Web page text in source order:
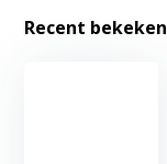
Recent bekeken